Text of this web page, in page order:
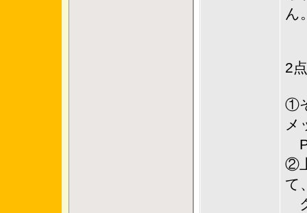
ん
2
①
メ
②
て